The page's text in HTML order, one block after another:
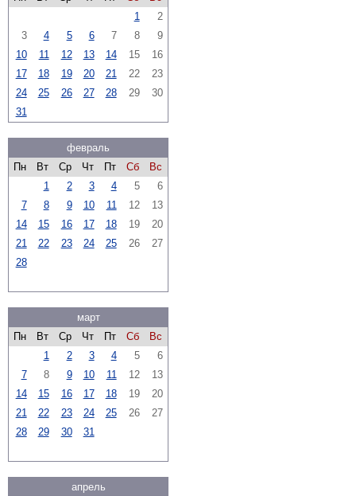
1
2
3
4 5 6 7 8
9
10
11 12 13 14 15
16
17
18 19 20 21 22
23
24
25 26 27 28 29
30
31
февраль
Пн
Вт Ср Чт Пт Сб
Вс
1
2 3 4 5
6
7
8 9 10 11 12
13
14
15 16 17 18 19
20
21
22 23 24 25 26
27
28
март
Пн
Вт Ср Чт Пт Сб
Вс
1
2 3 4 5
6
7
8 9 10 11 12
13
14
15 16 17 18 19
20
21
22 23 24 25 26
27
28
29 30 31
апрель